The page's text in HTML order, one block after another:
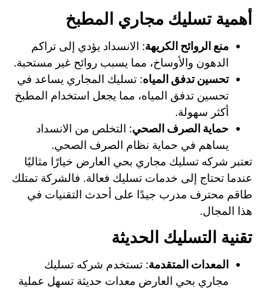
أهمية تسليك مجاري المطبخ
منع الروائح الكريهة: الانسداد يؤدي إلى تراكم
الدهون والأوساخ، مما يسبب روائح غير مستحبة.
تحسين تدفق المياه: تسليك المجاري يساعد في
تحسين تدفق المياه، مما يجعل استخدام المطبخ
أكثر سهولة.
حماية الصرف الصحي: التخلص من الانسداد
يساهم في حماية نظام الصرف الصحي.
تعتبر شركه تسليك مجاري بحي العارض خيارًا مثاليًا
عندما تحتاج إلى خدمات تسليك فعالة. فالشركة تمتلك
طاقم محترف مدرب جيدًا على أحدث التقنيات في
هذا المجال.
تقنية التسليك الحديثة
المعدات المتقدمة: تستخدم شركه تسليك
مجاري بحي العارض معدات حديثة تسهل عملية